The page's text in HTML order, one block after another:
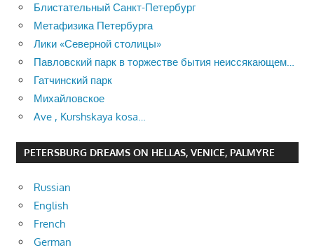
Блистательный Санкт-Петербург
Метафизика Петербурга
Лики «Северной столицы»
Павловский парк в торжестве бытия неиссякающем…
Гатчинский парк
Михайловское
Ave , Kurshskaya kosa…
PETERSBURG DREAMS ON HELLAS, VENICE, PALMYRE
Russian
English
French
German